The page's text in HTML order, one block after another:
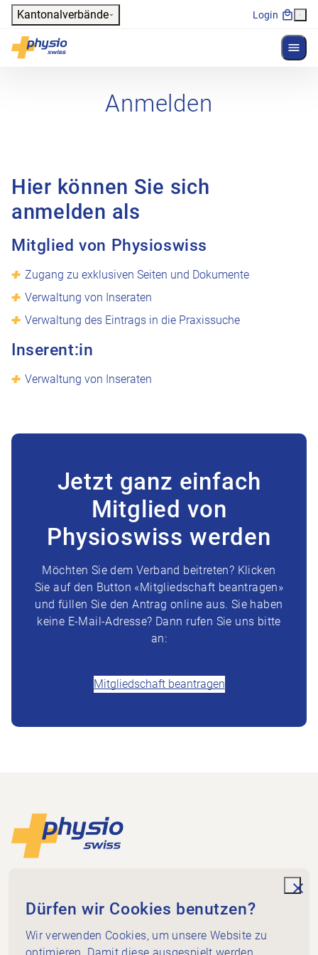
Header
Kantonalverbände Login
Physioswiss
Hauptnavigation
Anmelden
Hier können Sie sich
anmelden als
Mitglied von Physioswiss
Zugang zu exklusiven Seiten und Dokumente
Verwaltung von Inseraten
Verwaltung des Eintrags in die Praxissuche
Inserent:in
Verwaltung von Inseraten
Jetzt ganz einfach
Mitglied von
Physioswiss werden
Möchten Sie dem Verband beitreten? Klicken
Sie auf den Button «Mitgliedschaft beantragen»
und füllen Sie den Antrag online aus. Sie haben
keine E-Mail-Adresse? Dann rufen Sie uns bitte
an:
Mitgliedschaft beantragen
Footer
Dammweg 3
3013 Bern
+41 58 255 36 00
info@physioswiss.ch
Dürfen wir Cookies benutzen?
Wir verwenden Cookies, um unsere Website zu